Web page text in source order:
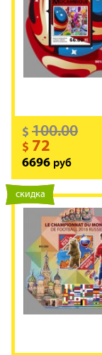
$ 100.00
$ 72
6696 руб
новинка
скидка